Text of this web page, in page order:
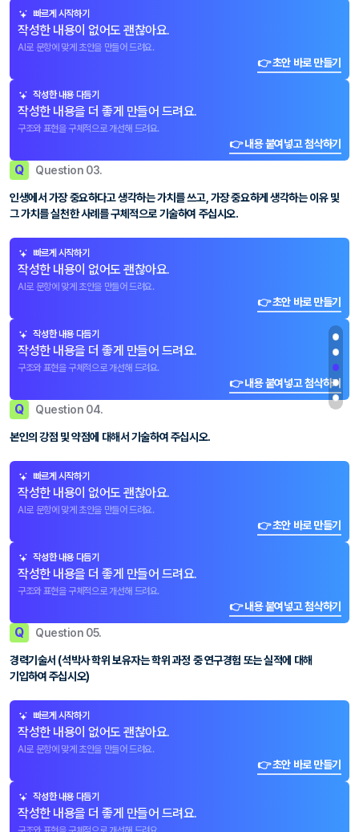
빠르게 시작하기
작성한 내용이 없어도 괜찮아요.
AI로 문항에 맞게 초안을 만들어 드려요.
👉 초안 바로 만들기
작성한 내용 다듬기
작성한 내용을 더 좋게 만들어 드려요.
구조와 표현을 구체적으로 개선해 드려요.
👉 내용 붙여넣고 첨삭하기
Q Question 03.
인생에서 가장 중요하다고 생각하는 가치를 쓰고, 가장 중요하게 생각하는 이유 및
그 가치를 실천한 사례를 구체적으로 기술하여 주십시오.
빠르게 시작하기
작성한 내용이 없어도 괜찮아요.
AI로 문항에 맞게 초안을 만들어 드려요.
👉 초안 바로 만들기
작성한 내용 다듬기
작성한 내용을 더 좋게 만들어 드려요.
구조와 표현을 구체적으로 개선해 드려요.
👉 내용 붙여넣고 첨삭하기
Q Question 04.
본인의 강점 및 약점에 대해서 기술하여 주십시오.
빠르게 시작하기
작성한 내용이 없어도 괜찮아요.
AI로 문항에 맞게 초안을 만들어 드려요.
👉 초안 바로 만들기
작성한 내용 다듬기
작성한 내용을 더 좋게 만들어 드려요.
구조와 표현을 구체적으로 개선해 드려요.
👉 내용 붙여넣고 첨삭하기
Q Question 05.
경력기술서 (석박사 학위 보유자는 학위 과정 중 연구경험 또는 실적에 대해
기입하여 주십시오)
빠르게 시작하기
작성한 내용이 없어도 괜찮아요.
AI로 문항에 맞게 초안을 만들어 드려요.
👉 초안 바로 만들기
작성한 내용 다듬기
작성한 내용을 더 좋게 만들어 드려요.